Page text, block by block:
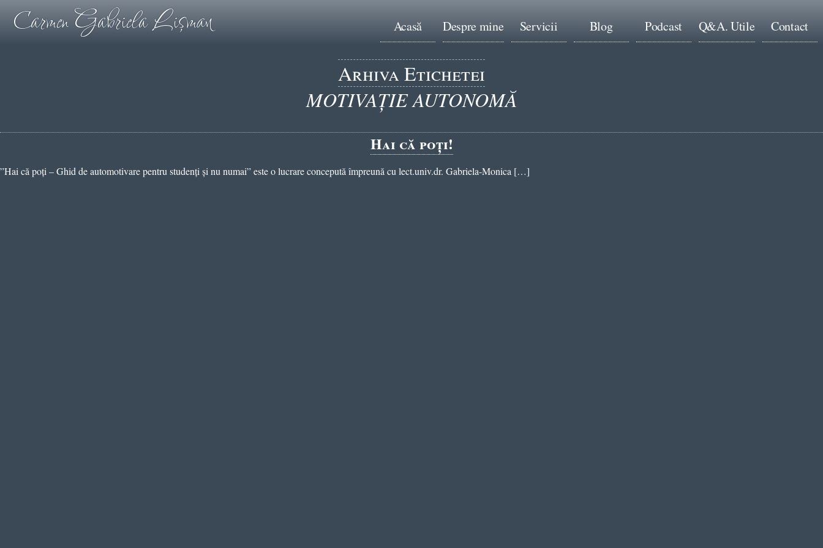
Carmen Gabriela Lişman Acasă Despre mine Servicii Blog Podcast Q&A. Utile Contact
Arhiva Etichetei
MOTIVAȚIE AUTONOMĂ
Hai că poți!
”Hai că poți – Ghid de automotivare pentru studenți și nu numai” este o lucrare concepută împreună cu lect.univ.dr. Gabriela-Monica […]